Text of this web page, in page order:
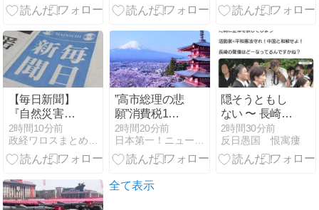
【ゆっくり解
地理の雑学大
百科
る男性現る
【毎日新聞】
『自然災害は
止められない
が、戦争はめ
られる』イオ
で被災の高校
生平和誓う
2時間10分前
政経ワロスまとめニュース
”高市総理の悲
願”消費税1％
表明も支持率
初の6割切
り…「賛成
【8月JNN世
2時間20分前
日本第一！ニュース録
隠そうともし
ない 〜 長崎に
乗り込んで来
たパヨク活動
家「平和憲法
2時間30分前
反日愚国 恨寓瘻
全て表示